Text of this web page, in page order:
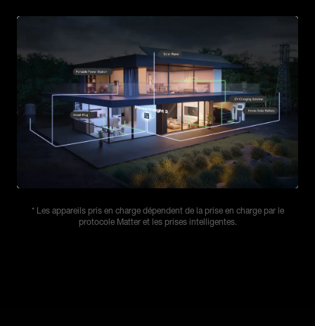
* Les appareils pris en charge dépendent de la prise en charge par le
protocole Matter et les prises intelligentes.